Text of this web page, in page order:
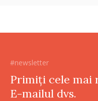
#newsletter
Primiți cele mai
E-mailul dvs.